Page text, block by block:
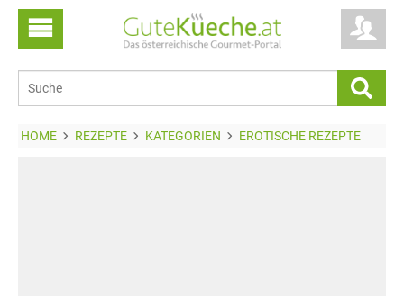
HOME REZEPTE KATEGORIEN EROTISCHE REZEPTE